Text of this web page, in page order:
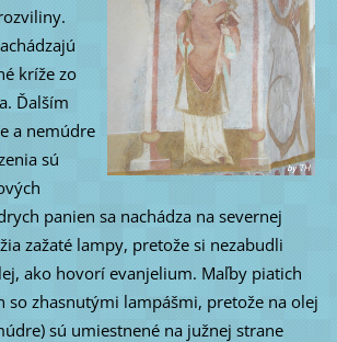
kríže zo
Ďalším
a nemúdre
sú
panien sa nachádza na severnej
zažaté lampy, pretože si nezabudli
ako hovorí evanjelium. Maľby piatich
so zhasnutými lampášmi, pretože na olej
sú umiestnené na južnej strane